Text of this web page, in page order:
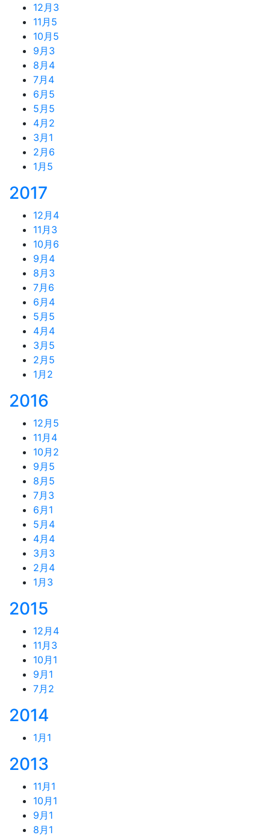
12月 3
11月 5
10月 5
9月 3
8月 4
7月 4
6月 5
5月 5
4月 2
3月 1
2月 6
1月 5
2017
12月 4
11月 3
10月 6
9月 4
8月 3
7月 6
6月 4
5月 5
4月 4
3月 5
2月 5
1月 2
2016
12月 5
11月 4
10月 2
9月 5
8月 5
7月 3
6月 1
5月 4
4月 4
3月 3
2月 4
1月 3
2015
12月 4
11月 3
10月 1
9月 1
7月 2
2014
1月 1
2013
11月 1
10月 1
9月 1
8月 1